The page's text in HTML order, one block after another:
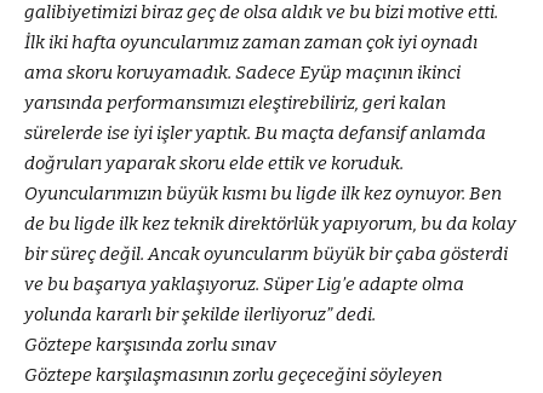
galibiyetimizi biraz geç de olsa aldık ve bu bizi motive etti.
İlk iki hafta oyuncularımız zaman zaman çok iyi oynadı
ama skoru koruyamadık. Sadece Eyüp maçının ikinci
yarısında performansımızı eleştirebiliriz, geri kalan
sürelerde ise iyi işler yaptık. Bu maçta defansif anlamda
doğruları yaparak skoru elde ettik ve koruduk.
Oyuncularımızın büyük kısmı bu ligde ilk kez oynuyor. Ben
de bu ligde ilk kez teknik direktörlük yapıyorum, bu da kolay
bir süreç değil. Ancak oyuncularım büyük bir çaba gösterdi
ve bu başarıya yaklaşıyoruz. Süper Lig’e adapte olma
yolunda kararlı bir şekilde ilerliyoruz” dedi.
Göztepe karşısında zorlu sınav
Göztepe karşılaşmasının zorlu geçeceğini söyleyen